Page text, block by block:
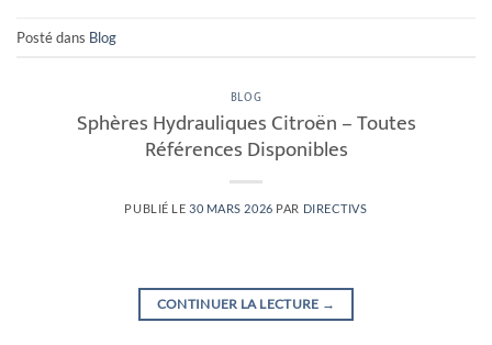
Posté dans Blog
BLOG
Sphères Hydrauliques Citroën – Toutes
Références Disponibles
PUBLIÉ LE 30 MARS 2026 PAR DIRECTIVS
CONTINUER LA LECTURE →